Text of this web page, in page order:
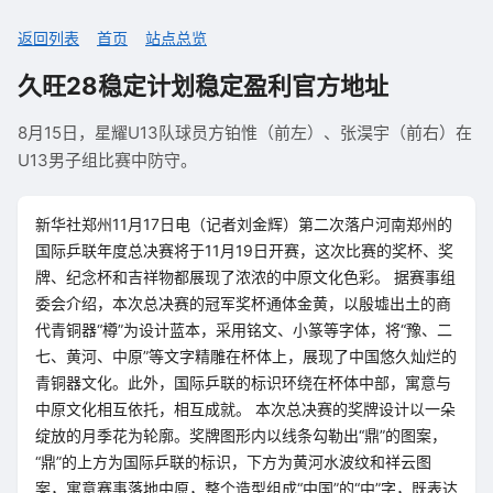
返回列表 首页 站点总览
久旺28稳定计划稳定盈利官方地址
8月15日，星耀U13队球员方铂惟（前左）、张淏宇（前右）在
U13男子组比赛中防守。
新华社郑州11月17日电（记者刘金辉）第二次落户河南郑州的
国际乒联年度总决赛将于11月19日开赛，这次比赛的奖杯、奖
牌、纪念杯和吉祥物都展现了浓浓的中原文化色彩。 据赛事组
委会介绍，本次总决赛的冠军奖杯通体金黄，以殷墟出土的商
代青铜器“樽”为设计蓝本，采用铭文、小篆等字体，将“豫、二
七、黄河、中原”等文字精雕在杯体上，展现了中国悠久灿烂的
青铜器文化。此外，国际乒联的标识环绕在杯体中部，寓意与
中原文化相互依托，相互成就。 本次总决赛的奖牌设计以一朵
绽放的月季花为轮廓。奖牌图形内以线条勾勒出“鼎”的图案，
“鼎”的上方为国际乒联的标识，下方为黄河水波纹和祥云图
案，寓意赛事落地中原，整个造型组成“中国”的“中”字，既表达